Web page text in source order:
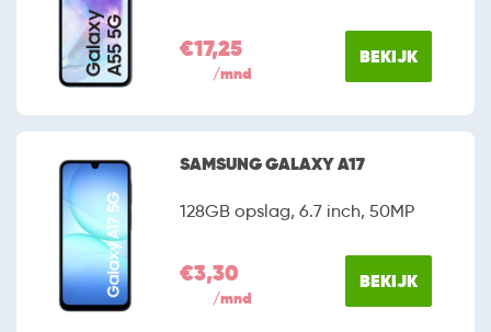
€17,25
/mnd
BEKIJK
SAMSUNG GALAXY A17
128GB opslag, 6.7 inch, 50MP
€3,30
/mnd
BEKIJK